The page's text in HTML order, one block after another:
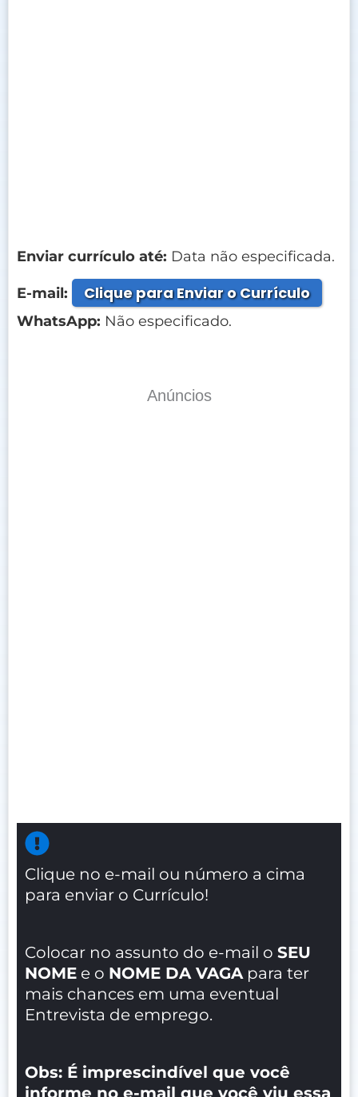
Enviar currículo até: Data não especificada.
E-mail: Clique para Enviar o Currículo
WhatsApp: Não especificado.
Anúncios
Clique no e-mail ou número a cima
para enviar o Currículo!
Colocar no assunto do e-mail o SEU
NOME e o NOME DA VAGA para ter
mais chances em uma eventual
Entrevista de emprego.
Obs: É imprescindível que você
informe no e-mail que você viu essa